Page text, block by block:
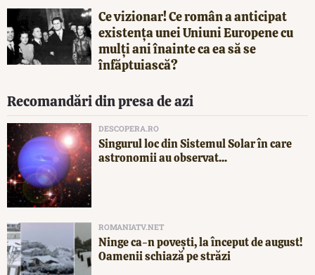
Ce vizionar! Ce român a anticipat
existența unei Uniuni Europene cu
mulți ani înainte ca ea să se
înfăptuiască?
Recomandări din presa de azi
DESCOPERA.RO
Singurul loc din Sistemul Solar în care
astronomii au observat...
ROMANIATV.NET
Ninge ca-n povești, la început de august!
Oamenii schiază pe străzi